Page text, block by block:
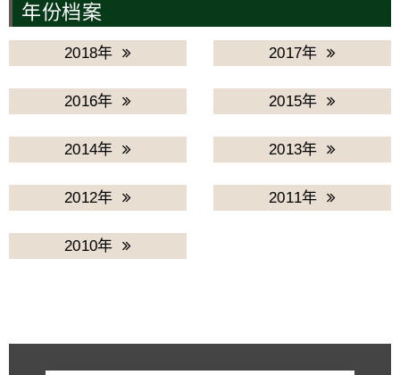
年份档案
2018年 2017年
2016年 2015年
2014年 2013年
2012年 2011年
2010年